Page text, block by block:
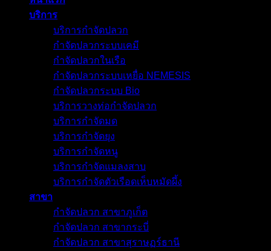
บริการ
บริการกำจัดปลวก
กำจัดปลวกระบบเคมี
กำจัดปลวกในเรือ
กำจัดปลวกระบบเหยื่อ NEMESIS
กำจัดปลวกระบบ Bio
บริการวางท่อกำจัดปลวก
บริการกำจัดมด
บริการกำจัดยุง
บริการกำจัดหนู
บริการกำจัดแมลงสาบ
บริการกำจัดตัวเรือดเห็บหมัดผึ้ง
สาขา
กำจัดปลวก สาขาภูเก็ต
กำจัดปลวก สาขากระบี่
กำจัดปลวก สาขาสุราษฏร์ธานี